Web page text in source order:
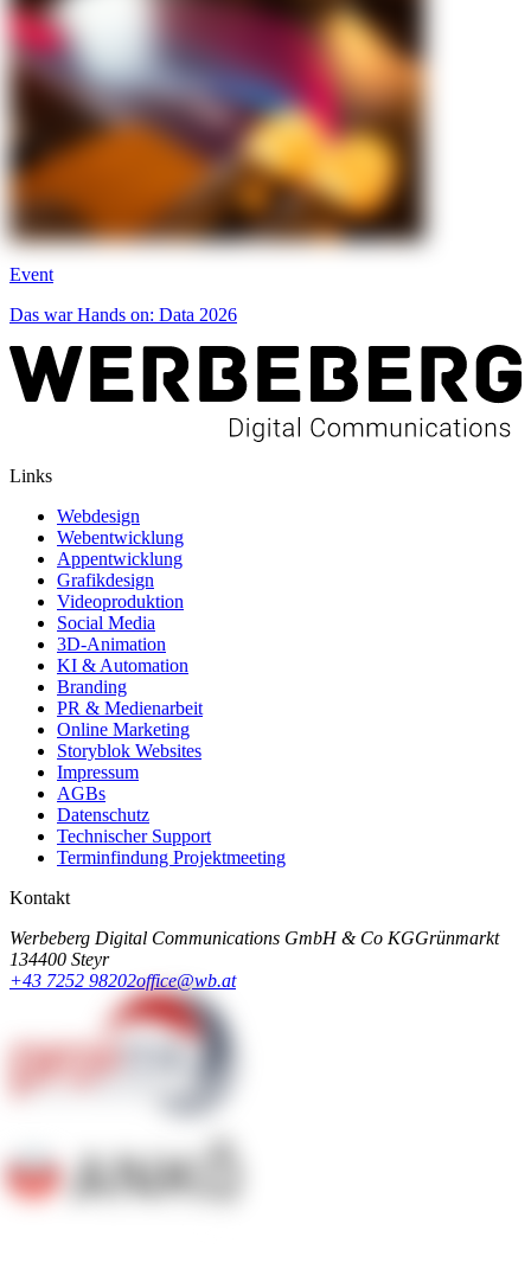
Event
Das war Hands on: Data 2026
Links
Webdesign
Webentwicklung
Appentwicklung
Grafikdesign
Videoproduktion
Social Media
3D-Animation
KI & Automation
Branding
PR & Medienarbeit
Online Marketing
Storyblok Websites
Impressum
AGBs
Datenschutz
Technischer Support
Terminfindung Projektmeeting
Kontakt
Werbeberg Digital Communications GmbH & Co KGGrünmarkt
134400 Steyr
+43 7252 98202office@wb.at